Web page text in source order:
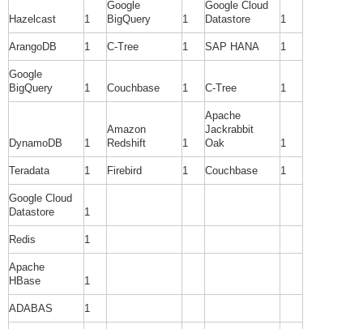
Hazelcast 1
Google
BigQuery
1
Google Cloud
Datastore
1
ArangoDB 1 C-Tree 1 SAP HANA 1
Google
BigQuery
1 Couchbase 1 C-Tree 1
DynamoDB 1
Amazon
Redshift
1
Apache
Jackrabbit
Oak
1
Teradata 1 Firebird 1 Couchbase 1
Google Cloud
Datastore
1
Redis 1
Apache
HBase
1
ADABAS 1